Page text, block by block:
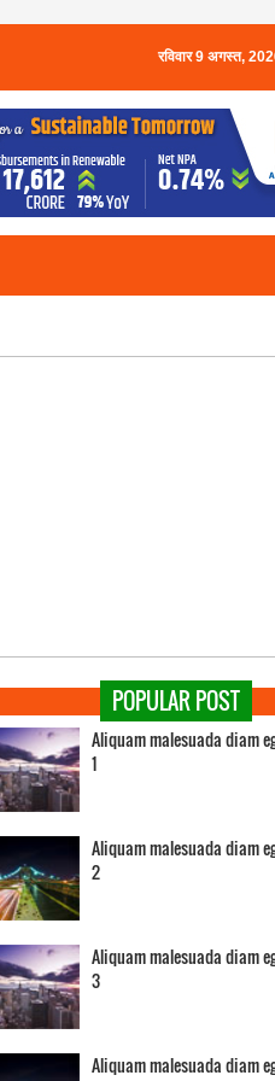
रविवार 9 अगस्त,
POPULAR POST
Aliquam malesuada diam
1
Aliquam malesuada diam
2
Aliquam malesuada diam
3
Aliquam malesuada diam